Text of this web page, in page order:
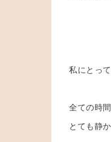
私にとって
全ての時
とても静